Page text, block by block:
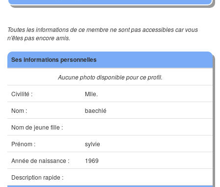
Toutes les informations de ce membre ne sont pas accessibles car vous
n'êtes pas encore amis.
Ses informations personnelles
Aucune photo disponible pour ce profil.
Civilité :
Mlle.
Nom :
baechlé
Nom de jeune fille :
Prénom :
sylvie
Année de naissance :
1969
Description rapide :